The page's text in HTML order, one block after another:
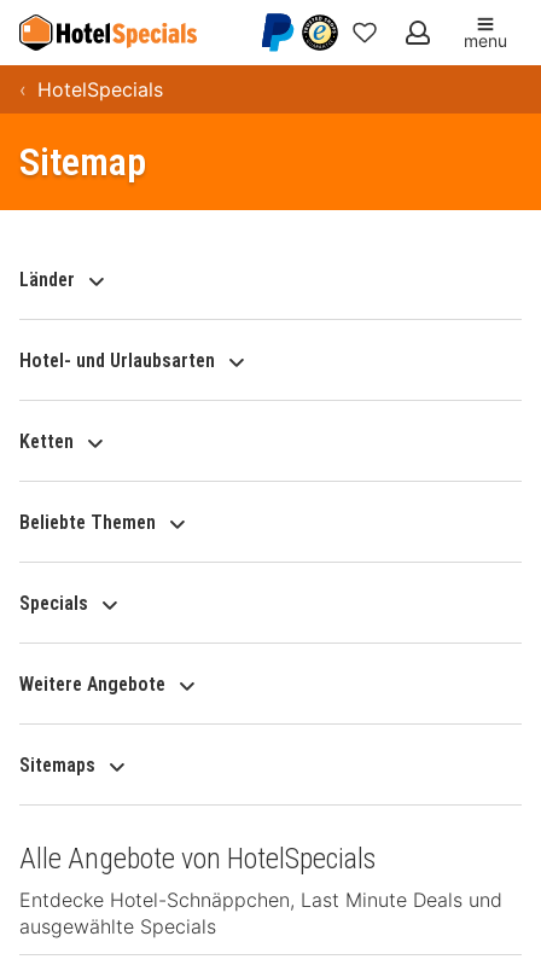
Meine
menu
HotelSpecials
Sitemap
Länder
Hotel- und Urlaubsarten
Ketten
Beliebte Themen
Specials
Weitere Angebote
Sitemaps
Alle Angebote von HotelSpecials
Entdecke Hotel-Schnäppchen, Last Minute Deals und
ausgewählte Specials